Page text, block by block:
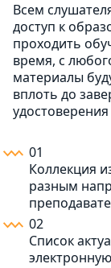
Всем
доступ к
проходить
время, с
материалы
вплоть до
01
Коллекция
разным
02
Список